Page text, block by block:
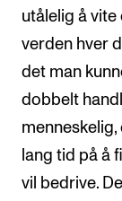
utålelig å
verden hver
det man
dobbelt
lang tid på å
vil bedrive.